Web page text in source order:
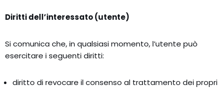
Diritti dell’interessato (utente)
Si comunica che, in qualsiasi momento, l’utente può
esercitare i seguenti diritti:
diritto di revocare il consenso al trattamento dei propri